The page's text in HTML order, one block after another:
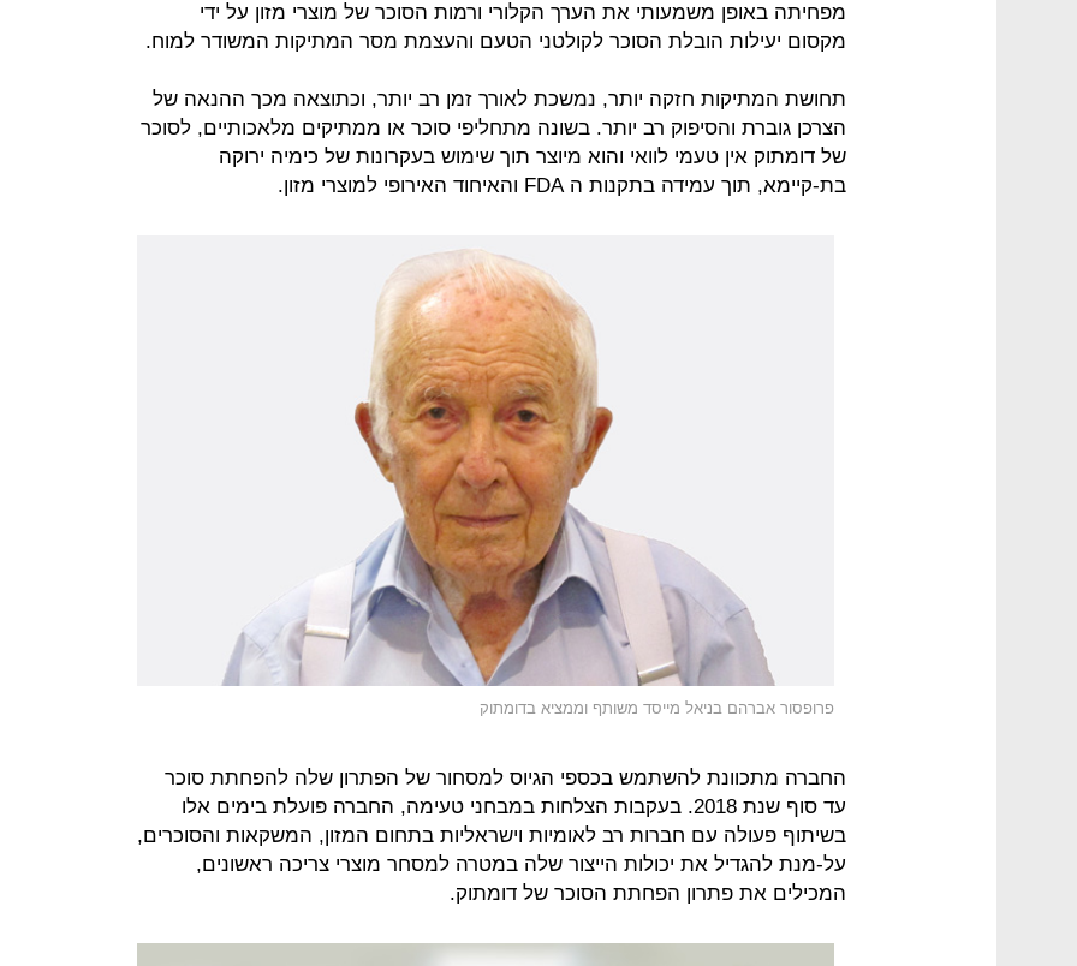
מפחיתה באופן משמעותי את הערך הקלורי ורמות הסוכר של מוצרי מזון על ידי
מקסום יעילות הובלת הסוכר לקולטני הטעם והעצמת מסר המתיקות המשודר למוח.
תחושת המתיקות חזקה יותר, נמשכת לאורך זמן רב יותר, וכתוצאה מכך ההנאה של
הצרכן גוברת והסיפוק רב יותר. בשונה מתחליפי סוכר או ממתיקים מלאכותיים, לסוכר
של דומתוק אין טעמי לוואי והוא מיוצר תוך שימוש בעקרונות של כימיה ירוקה
בת-קיימא, תוך עמידה בתקנות ה FDA והאיחוד האירופי למוצרי מזון.
פרופסור אברהם בניאל מייסד משותף וממציא בדומתוק
החברה מתכוונת להשתמש בכספי הגיוס למסחור של הפתרון שלה להפחתת סוכר
עד סוף שנת 2018. בעקבות הצלחות במבחני טעימה, החברה פועלת בימים אלו
בשיתוף פעולה עם חברות רב לאומיות וישראליות בתחום המזון, המשקאות והסוכרים,
על-מנת להגדיל את יכולות הייצור שלה במטרה למסחר מוצרי צריכה ראשונים,
המכילים את פתרון הפחתת הסוכר של דומתוק.